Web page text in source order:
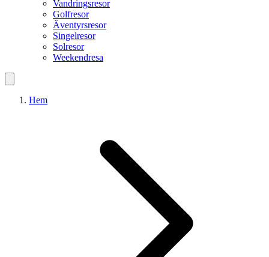
Vandringsresor
Golfresor
Äventyrsresor
Singelresor
Solresor
Weekendresa
Hem